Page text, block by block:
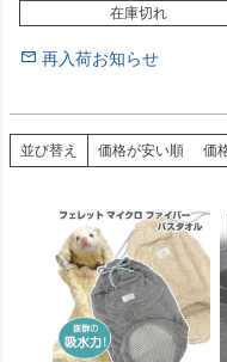
在庫切れ
再入荷お知らせ
並び替え 価格が安い順 価